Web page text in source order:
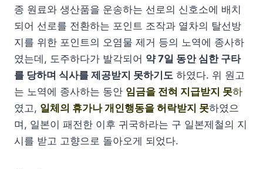
종 원료와 생산품을 운송하는 선로의 신호소에 배치
되어 선로를 전환하는 포인트 조작과 열차의 탈선방
지를 위한 포인트의 오염물 제거 등의 노역에 종사하
였는데, 도주하다가 발각되어 약 7일 동안 심한 구타
를 당하며 식사를 제공받지 못하기도 하였다. 위 원고
는 노역에 종사하는 동안 임금을 전혀 지급받지 못하
였고, 일체의 휴가나 개인행동을 허락받지 못하였으
며, 일본이 패전한 이후 귀국하라는 구 일본제철의 지
시를 받고 고향으로 돌아오게 되었다.